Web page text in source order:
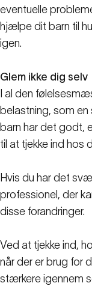
eventuelle
hjælpe dit barn til
igen.
Glem ikke dig selv
I al den
belastning, som
barn har det godt,
til at tjekke ind hos
Hvis du har det
professionel, der
disse forandringer.
Ved at tjekke ind,
når der er brug for
stærkere igennem